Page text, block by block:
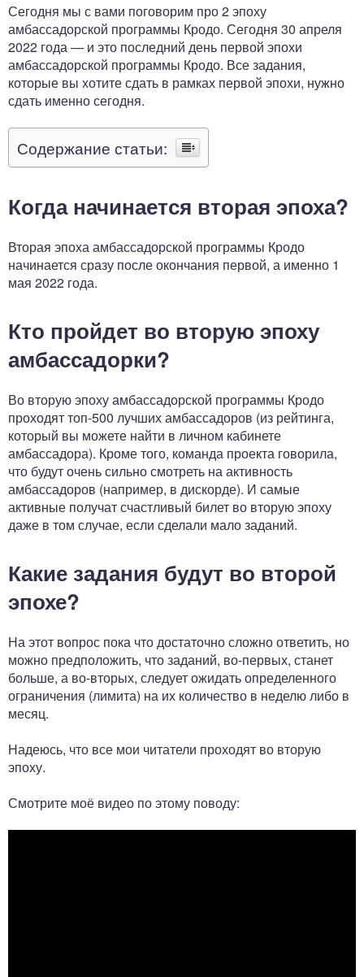
Сегодня мы с вами поговорим про 2 эпоху
амбассадорской программы Кродо. Сегодня 30 апреля
2022 года — и это последний день первой эпохи
амбассадорской программы Кродо. Все задания,
которые вы хотите сдать в рамках первой эпохи, нужно
сдать именно сегодня.
Содержание статьи:
Когда начинается вторая эпоха?
Вторая эпоха амбассадорской программы Кродо
начинается сразу после окончания первой, а именно 1
мая 2022 года.
Кто пройдет во вторую эпоху
амбассадорки?
Во вторую эпоху амбассадорской программы Кродо
проходят топ-500 лучших амбассадоров (из рейтинга,
который вы можете найти в личном кабинете
амбассадора). Кроме того, команда проекта говорила,
что будут очень сильно смотреть на активность
амбассадоров (например, в дискорде). И самые
активные получат счастливый билет во вторую эпоху
даже в том случае, если сделали мало заданий.
Какие задания будут во второй
эпохе?
На этот вопрос пока что достаточно сложно ответить, но
можно предположить, что заданий, во-первых, станет
больше, а во-вторых, следует ожидать определенного
ограничения (лимита) на их количество в неделю либо в
месяц.
Надеюсь, что все мои читатели проходят во вторую
эпоху.
Смотрите моё видео по этому поводу: